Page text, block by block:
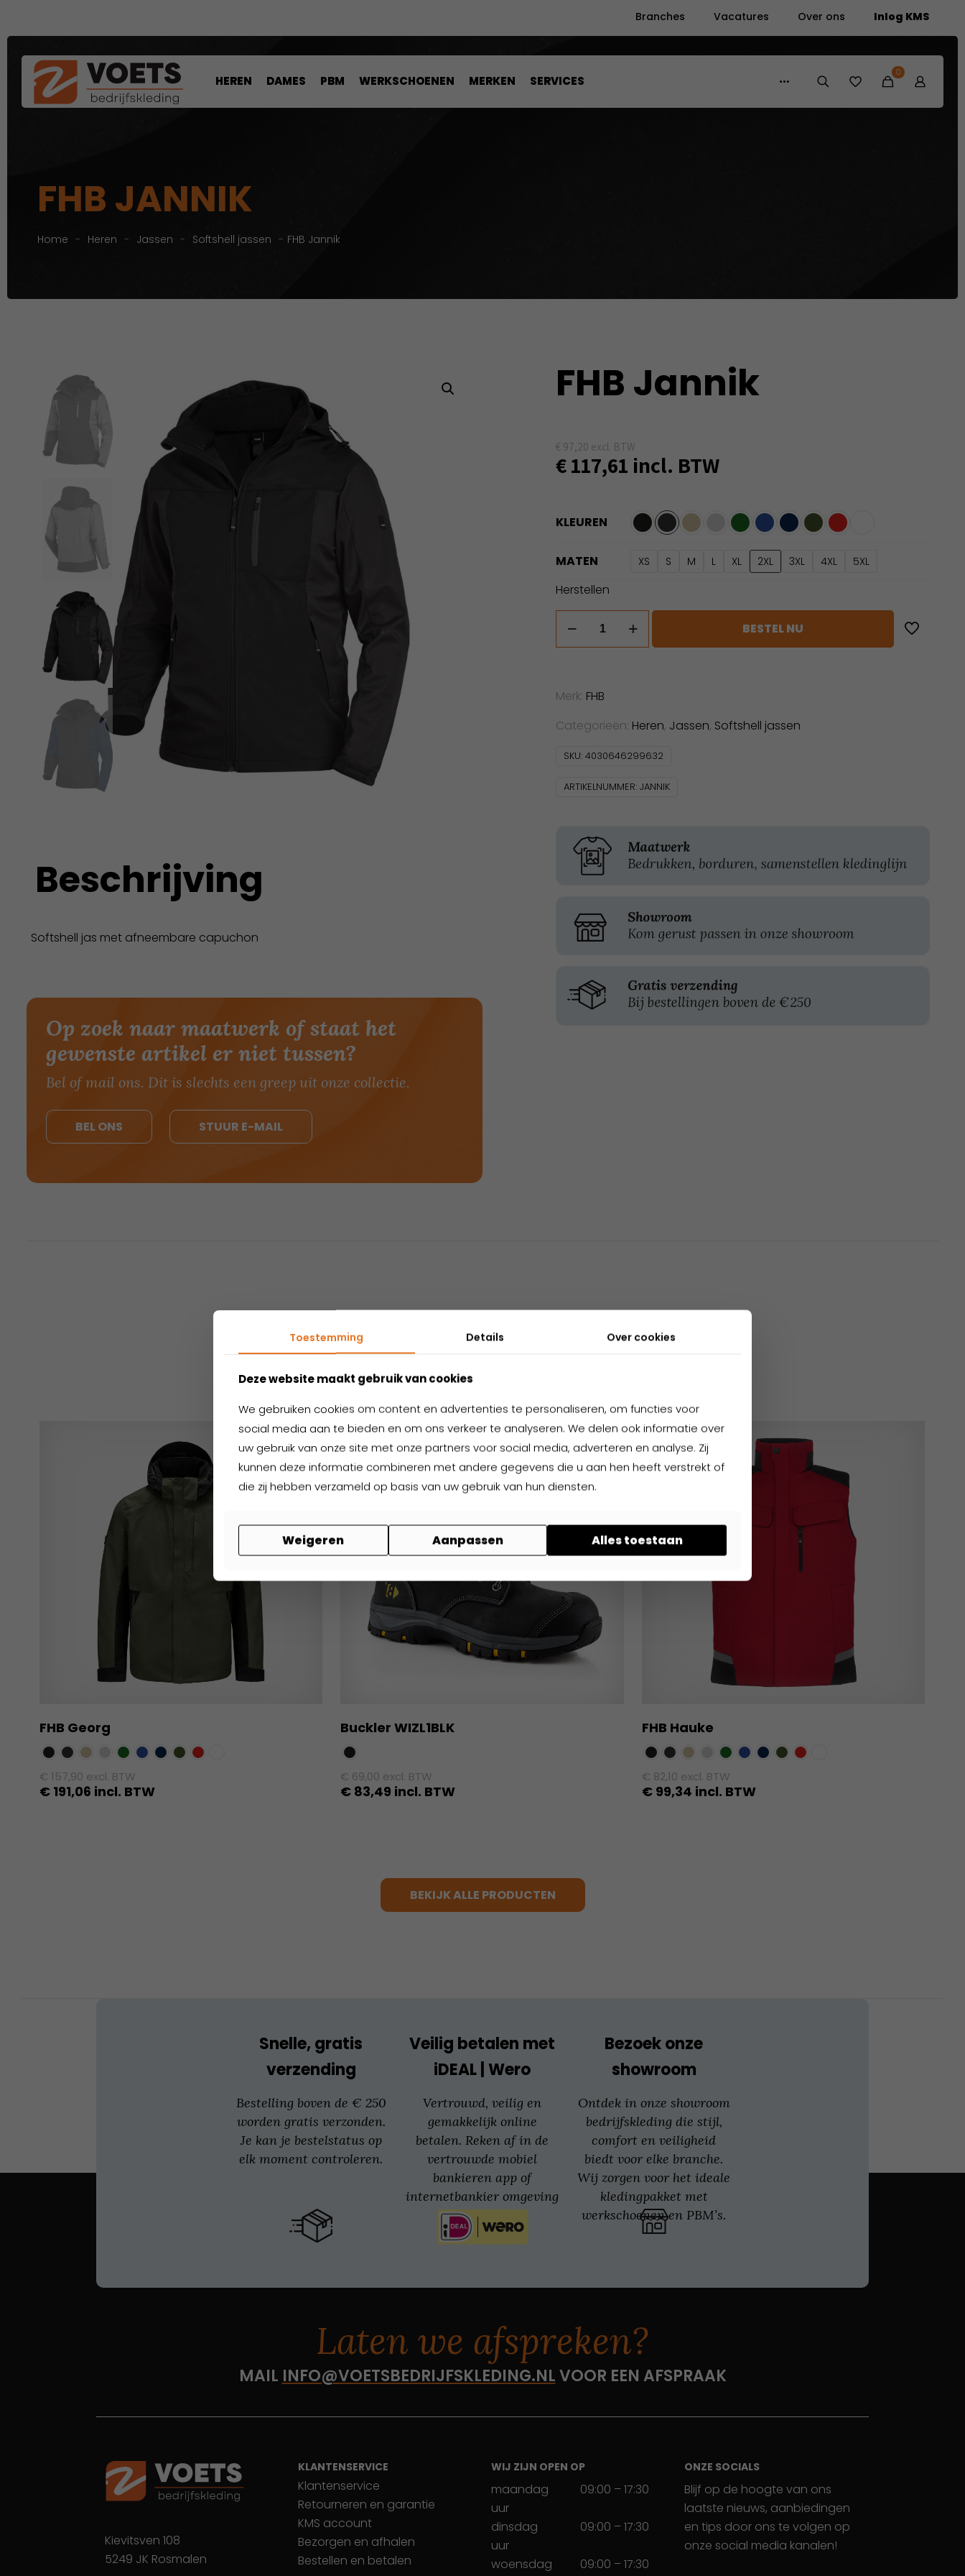
Branches Vacatures Over ons Inlog KMS
HEREN DAMES PBM WERKSCHOENEN MERKEN SERVICES
0
FHB JANNIK
Home - Heren - Jassen - Softshell jassen - FHB Jannik
Beschrijving
Softshell jas met afneembare capuchon
Op zoek naar maatwerk of staat het
gewenste artikel er niet tussen?
Bel of mail ons. Dit is slechts een greep uit onze collectie.
BEL ONS STUUR E-MAIL
FHB Jannik
€ 97,20 excl. BTW
€117,61 incl. BTW
KLEUREN
MATEN XS S M L XL 2XL 3XL 4XL 5XL
Herstellen
BESTEL NU
Merk: FHB
Categorieën: Heren, Jassen, Softshell jassen
SKU: 4030646299632
ARTIKELNUMMER: JANNIK
Nog niet gevonden wat je zoekt?
Gerelateerde producten
FHB Georg
€ 157,90 excl. BTW
€191,06 incl. BTW
Buckler WIZL1BLK
€ 69,00 excl. BTW
€ 83,49 incl. BTW
variaties.
productpagina
FHB Hauke
€ 82,10 excl. BTW
€99,34 incl. BTW
productpagina
BEKIJK ALLE PRODUCTEN
Snelle, gratis
verzending
Bestelling boven de € 250
worden gratis verzonden.
Je kan je bestelstatus op
elk moment controleren.
Veilig betalen met
iDEAL | Wero
Vertrouwd, veilig en
gemakkelijk online
betalen. Reken af in de
vertrouwde mobiel
bankieren app of
internetbankier omgeving
van jouw bank.
Bezoek onze
showroom
Ontdek in onze showroom
bedrijfskleding die stijl,
comfort en veiligheid
biedt voor elke branche.
Wij zorgen voor het ideale
kledingpakket met
werkschoenen en PBM’s.
Laten we afspreken?
MAIL INFO@VOETSBEDRIJFSKLEDING.NLVOOR EEN AFSPRAAK
Kievitsven 108
5249 JK Rosmalen
KLANTENSERVICE
Klantenservice
Retourneren en garantie
KMS account
Bezorgen en afhalen
Bestellen en betalen
WIJ ZIJN OPEN OP
maandag
09:00 – 17:30
uur
dinsdag
09:00 – 17:30
uur
woensdag
09:00 – 17:30
ONZE SOCIALS
Blijf op de hoogte van ons
laatste nieuws, aanbiedingen
en tips door ons te volgen op
onze social media kanalen!
Toestemming Details Over cookies
Deze website maakt gebruik van cookies
We gebruiken cookies om content en advertenties te personaliseren, om functies voor
social media aan te bieden en om ons verkeer te analyseren. We delen ook informatie over
uw gebruik van onze site met onze partners voor social media, adverteren en analyse. Zij
kunnen deze informatie combineren met andere gegevens die u aan hen heeft verstrekt of
die zij hebben verzameld op basis van uw gebruik van hun diensten.
Weigeren Aanpassen Alles toestaan